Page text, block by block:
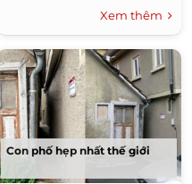
du khách, nơi này đúng chất
Xem thêm
Con phố hẹp nhất thế giới